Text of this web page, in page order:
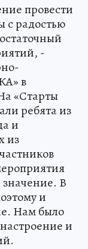
провести
с радостью
-
в
«Старты
ребята из
и
из
В
и
Нам было
и